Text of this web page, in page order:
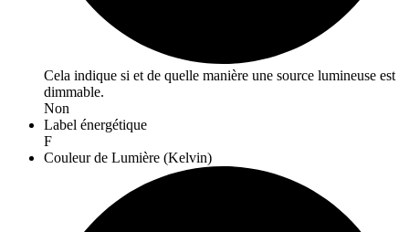
Cela indique si et de quelle manière une source lumineuse est
dimmable.
Non
Label énergétique
F
Couleur de Lumière (Kelvin)